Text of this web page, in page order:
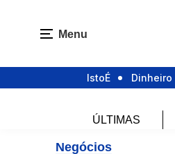
Menu
IstoÉ Dinheiro
ÚLTIMAS
Negócios